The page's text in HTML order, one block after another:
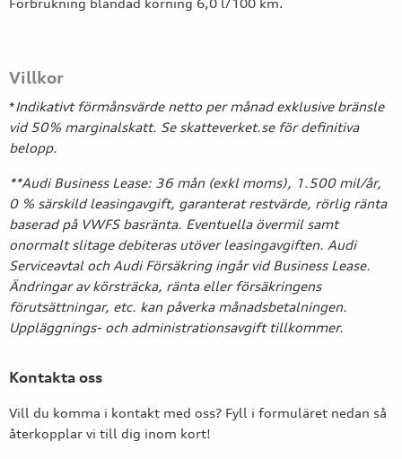
Förbrukning blandad körning 6,0 l/100 km.
Villkor
*Indikativt förmånsvärde netto per månad exklusive bränsle
vid 50% marginalskatt. Se skatteverket.se för definitiva
belopp.
**Audi Business Lease: 36 mån (exkl moms), 1.500 mil/år,
0 % särskild leasingavgift, garanterat restvärde, rörlig ränta
baserad på VWFS basränta. Eventuella övermil samt
onormalt slitage debiteras utöver leasingavgiften. Audi
Serviceavtal och Audi Försäkring ingår vid Business Lease.
Ändringar av körsträcka, ränta eller försäkringens
förutsättningar, etc. kan påverka månadsbetalningen.
Uppläggnings- och administrationsavgift tillkommer.
Kontakta oss
Vill du komma i kontakt med oss? Fyll i formuläret nedan så
återkopplar vi till dig inom kort!